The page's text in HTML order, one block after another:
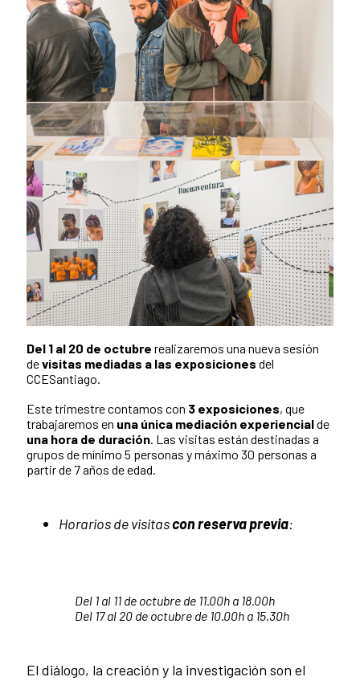
Del 1 al 20 de octubre realizaremos una nueva sesión
devisitas mediadas a las exposiciones del
CCESantiago.
Este trimestre contamos con 3 exposiciones, que
trabajaremos en una única mediación experiencialde
una hora de duración. Las visitas están destinadas a
grupos de mínimo 5 personas y máximo 30 personas a
partir de 7 años de edad.
Horarios de visitascon reserva previa:
Del 1 al 11 de octubre de 11.00h a 18.00h
Del 17 al 20 de octubre de 10.00h a 15.30h
El diálogo, la creación y la investigación son el